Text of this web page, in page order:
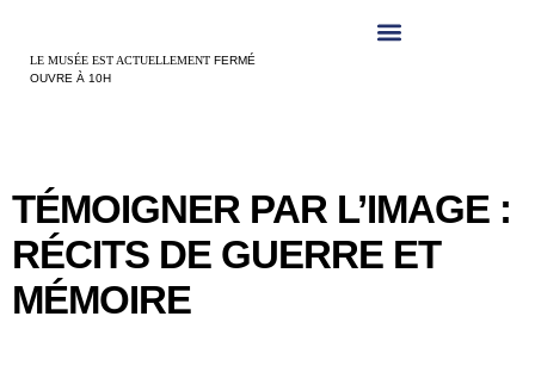
LE MUSÉE EST ACTUELLEMENT FERMÉ
OUVRE À 10H
TÉMOIGNER PAR L’IMAGE :
RÉCITS DE GUERRE ET
MÉMOIRE